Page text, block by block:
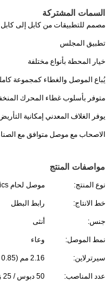
السمات المشتركة
مصمم للتطبيقات من كابل إلى
تطبيق المجلس
خيار المحطة بأنواع مختلفة
يُباع الموصل والغطاء كمجموعة
متوفر بأسلوب غطاء المحرك
يوفر الغلاف المعدني إمكانية
الاصحاب مع موصل متوافق مع
مواصفات المنتج
نوع المنتج: موصل لحام Centronics
خط الانتاج: رابط البطل
جنس: أنثى
نمط الموصل: وعاء
سيرترلاين: 2.16 مم (0.85 بوصة)
عدد المناصب: 50 دبوس / 25 زوج